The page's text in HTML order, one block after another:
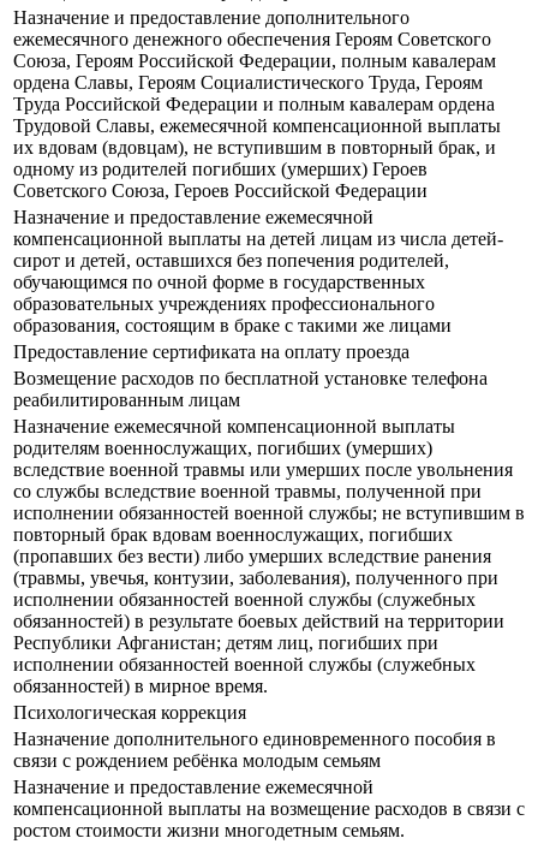
Назначение и предоставление дополнительного
ежемесячного денежного обеспечения Героям Советского
Союза, Героям Российской Федерации, полным кавалерам
ордена Славы, Героям Социалистического Труда, Героям
Труда Российской Федерации и полным кавалерам ордена
Трудовой Славы, ежемесячной компенсационной выплаты
их вдовам (вдовцам), не вступившим в повторный брак, и
одному из родителей погибших (умерших) Героев
Советского Союза, Героев Российской Федерации
Назначение и предоставление ежемесячной
компенсационной выплаты на детей лицам из числа детей-
сирот и детей, оставшихся без попечения родителей,
обучающимся по очной форме в государственных
образовательных учреждениях профессионального
образования, состоящим в браке с такими же лицами
Предоставление сертификата на оплату проезда
Возмещение расходов по бесплатной установке телефона
реабилитированным лицам
Назначение ежемесячной компенсационной выплаты
родителям военнослужащих, погибших (умерших)
вследствие военной травмы или умерших после увольнения
со службы вследствие военной травмы, полученной при
исполнении обязанностей военной службы; не вступившим в
повторный брак вдовам военнослужащих, погибших
(пропавших без вести) либо умерших вследствие ранения
(травмы, увечья, контузии, заболевания), полученного при
исполнении обязанностей военной службы (служебных
обязанностей) в результате боевых действий на территории
Республики Афганистан; детям лиц, погибших при
исполнении обязанностей военной службы (служебных
обязанностей) в мирное время.
Психологическая коррекция
Назначение дополнительного единовременного пособия в
связи с рождением ребёнка молодым семьям
Назначение и предоставление ежемесячной
компенсационной выплаты на возмещение расходов в связи с
ростом стоимости жизни многодетным семьям.